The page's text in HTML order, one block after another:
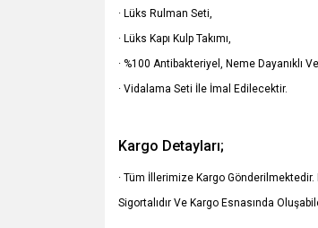
· Lüks Rulman Seti,
· Lüks Kapı Kulp Takımı,
· %100 Antibakteriyel, Neme Dayanıklı
· Vidalama Seti İle İmal Edilecektir.
Kargo Detayları;
· Tüm İllerimize Kargo
Sigortalıdır Ve Kargo Esnasında